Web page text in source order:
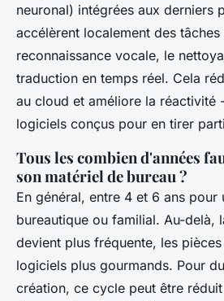
neuronal) intégrées aux derniers
accélèrent localement des tâches
reconnaissance vocale, le
traduction en temps réel. Cela
au cloud et améliore la réactivité
logiciels conçus pour en tirer
Tous les combien d'années
son matériel de bureau ?
En général, entre 4 et 6 ans pour
bureautique ou familial. Au-delà,
devient plus fréquente, les
logiciels plus gourmands. Pour
création, ce cycle peut être